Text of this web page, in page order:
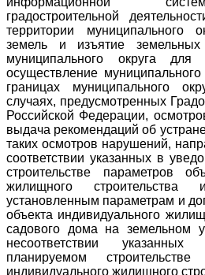
градостроительной
территории муниципального
земель и изъятие
муниципального округа для
осуществление
границах муниципального
случаях, предусмотренных
Российской Федерации,
выдача рекомендаций об
таких осмотров нарушений,
соответствии указанных в
строительстве параметров
жилищного
установленным параметрам и
объекта индивидуального
садового дома на земельном
несоответствии
планируемом
индивидуального жилищного